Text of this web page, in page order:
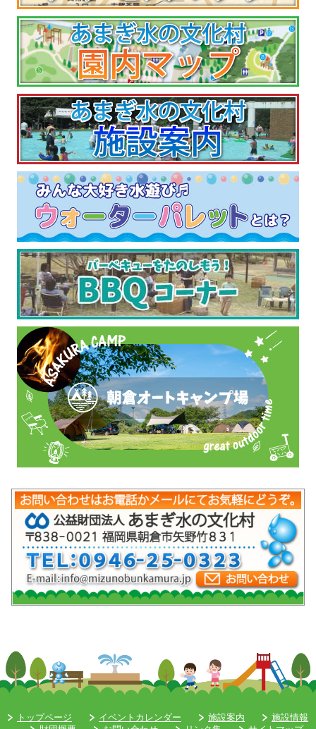
トップページ イベントカレンダー 施設案内
施設情報